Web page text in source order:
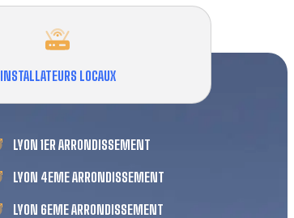
INSTALLATEURS LOCAUX
LYON 1ER ARRONDISSEMENT
LYON 4EME ARRONDISSEMENT
LYON 6EME ARRONDISSEMENT